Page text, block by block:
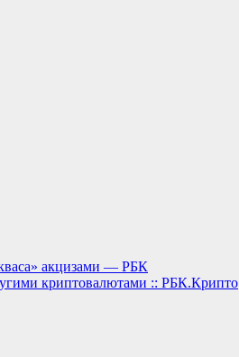
акцизами — РБК
криптовалютами :: РБК.Крипто